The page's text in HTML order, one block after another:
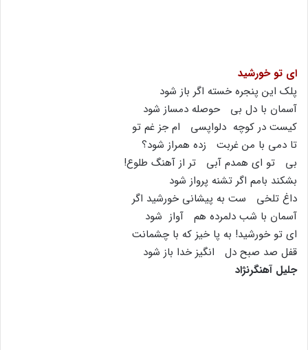
اى تو خورشید
پلک این پنجره خسته اگر باز شود
آسمان با دل بى حوصله دمساز شود
کیست در کوچه دلواپسى ام جز غم تو
تا دمى با من غربت زده همراز شود؟
بى تو اى همدم آبى تر از آهنگ طلوع!
بشکند بامم اگر تشنه پرواز شود
داغ تلخى ست به پیشانى خورشید اگر
آسمان با شب دلمرده هم آواز شود
اى تو خورشید! به پا خیز که با چشمانت
قفل صد صبح دل انگیز خدا باز شود
جلیل آهنگرنژاد